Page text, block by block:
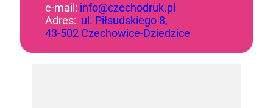
e-mail: info@czechodruk.pl
Adres: ul. Piłsudskiego 8,
43-502 Czechowice-Dziedzice